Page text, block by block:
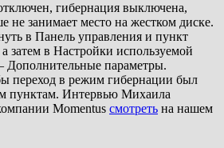
гибернация выключена,
не занимает место на жестком диске.
в Панель управления и пункт
затем в Настройки используемой
параметры.
переход в режим гибернации был
пунктам. Интервью Михаила
Momentus смотреть на нашем